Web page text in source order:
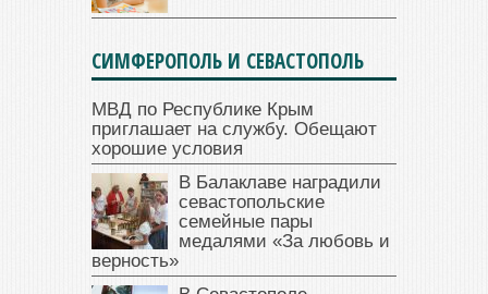
СИМФЕРОПОЛЬ И СЕВАСТОПОЛЬ
МВД по Республике Крым
приглашает на службу. Обещают
хорошие условия
В Балаклаве наградили
севастопольские
семейные пары
медалями «За любовь и
верность»